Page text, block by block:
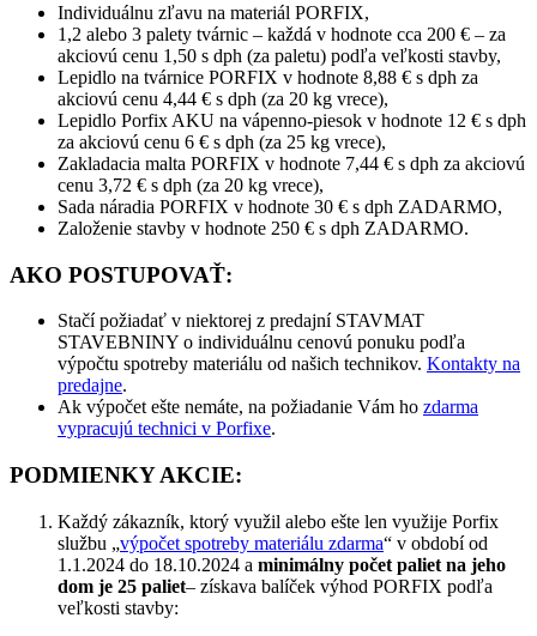
Individuálnu zľavu na materiál PORFIX,
1,2 alebo 3 palety tvárnic – každá v hodnote cca 200 € – za
akciovú cenu 1,50 s dph (za paletu) podľa veľkosti stavby,
Lepidlo na tvárnice PORFIX v hodnote 8,88 € s dph za
akciovú cenu 4,44 € s dph (za 20 kg vrece),
Lepidlo Porfix AKU na vápenno-piesok v hodnote 12 € s dph
za akciovú cenu 6 € s dph (za 25 kg vrece),
Zakladacia malta PORFIX v hodnote 7,44 € s dph za akciovú
cenu 3,72 € s dph (za 20 kg vrece),
Sada náradia PORFIX v hodnote 30 € s dph ZADARMO,
Založenie stavby v hodnote 250 € s dph ZADARMO.
AKO POSTUPOVAŤ:
Stačí požiadať v niektorej z predajní STAVMAT
STAVEBNINY o individuálnu cenovú ponuku podľa
výpočtu spotreby materiálu od našich technikov. Kontakty na
predajne.
Ak výpočet ešte nemáte, na požiadanie Vám ho zdarma
vypracujú technici v Porfixe.
PODMIENKY AKCIE:
Každý zákazník, ktorý využil alebo ešte len využije Porfix
službu „výpočet spotreby materiálu zdarma“ v období od
1.1.2024 do 18.10.2024 a minimálny počet paliet na jeho
dom je 25 paliet– získava balíček výhod PORFIX podľa
veľkosti stavby: